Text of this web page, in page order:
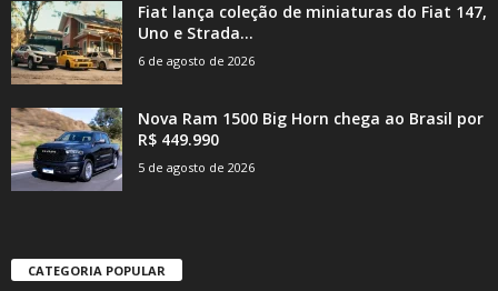
Fiat lança coleção de miniaturas do Fiat 147,
Uno e Strada...
6 de agosto de 2026
Nova Ram 1500 Big Horn chega ao Brasil por
R$ 449.990
5 de agosto de 2026
CATEGORIA POPULAR